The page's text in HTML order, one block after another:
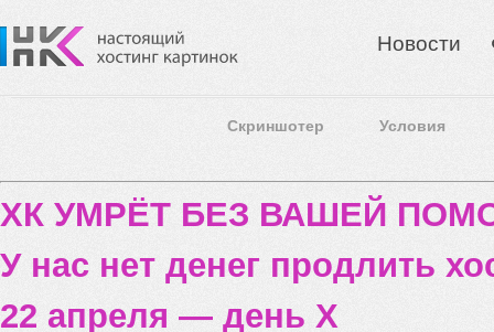
Новости
Скриншотер Условия
ХК УМРЁТ БЕЗ ВАШЕЙ
У нас нет денег продлить
22 апреля — день X